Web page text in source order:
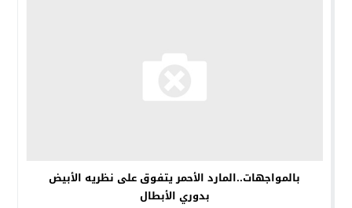
بالمواجهات..المارد الأحمر يتفوق على نظريه الأبيض
بدوري الأبطال